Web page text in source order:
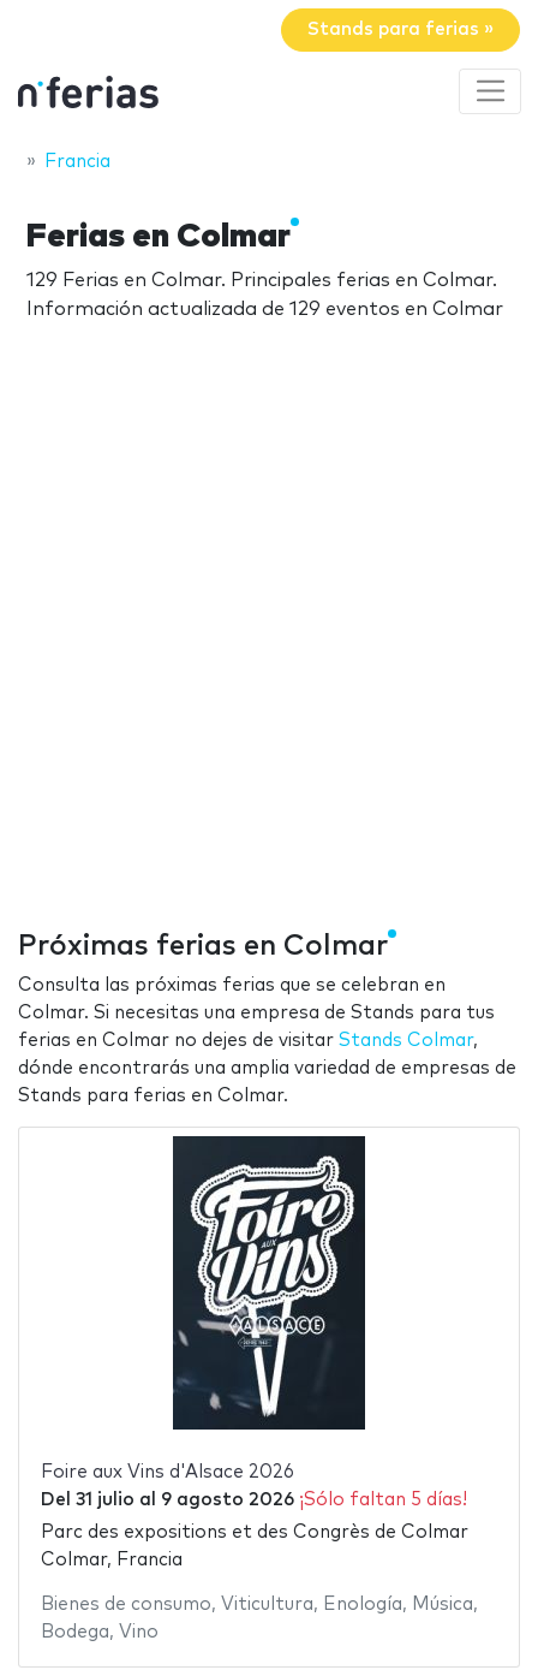
Stands para ferias »
Francia
Ferias en Colmar
129 Ferias en Colmar. Principales ferias en Colmar.
Información actualizada de 129 eventos en Colmar
Próximas ferias en Colmar
Consulta las próximas ferias que se celebran en
Colmar. Si necesitas una empresa de Stands para tus
ferias en Colmar no dejes de visitar Stands Colmar,
dónde encontrarás una amplia variedad de empresas de
Stands para ferias en Colmar.
Foire aux Vins d'Alsace 2026
Del 31 julio al 9 agosto 2026 ¡Sólo faltan 5 días!
Parc des expositions et des Congrès de Colmar
Colmar, Francia
Bienes de consumo, Viticultura, Enología, Música,
Bodega, Vino